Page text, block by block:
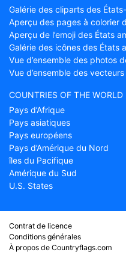
Galérie des cliparts des
Aperçu des pages à colorier
Aperçu de l’emoji des États
Galérie des icônes des États
Vue d’ensemble des photos
Vue d’ensemble des
COUNTRIES OF THE WORLD
Pays d’Afrique
Pays asiatiques
Pays européens
Pays d’Amérique du Nord
îles du Pacifique
Amérique du Sud
U.S. States
Contrat de licence
Conditions générales
À propos de Countryflags.com